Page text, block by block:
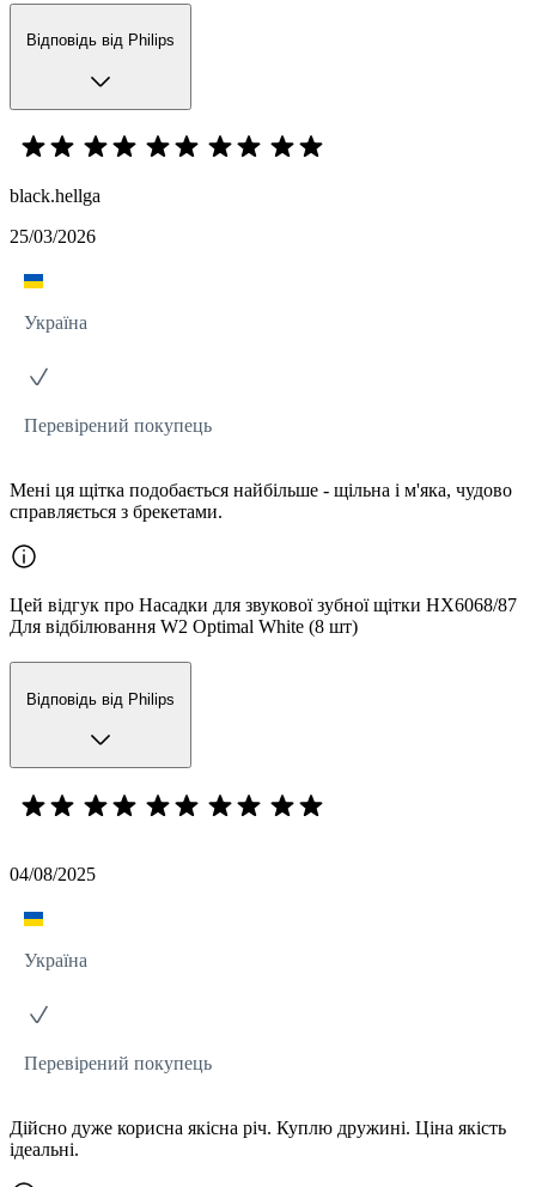
Відповідь від Philips
black.hellga
25/03/2026
Україна
Перевірений покупець
Мені ця щітка подобається найбільше - щільна і м'яка, чудово
справляється з брекетами.
Цей відгук про Насадки для звукової зубної щітки HX6068/87
Для відбілювання W2 Optimal White (8 шт)
Відповідь від Philips
04/08/2025
Україна
Перевірений покупець
Дійсно дуже корисна якісна річ. Куплю дружині. Ціна якість
ідеальні.